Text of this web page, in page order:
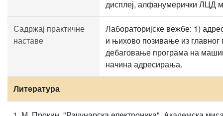
дисплеј, алфанумерички ЛЦД
Садржај практичне
наставе
Лабораторијске вежбе: 1)
и њихово позивање из
дебаговање програма на
начина адресирања.
Литература